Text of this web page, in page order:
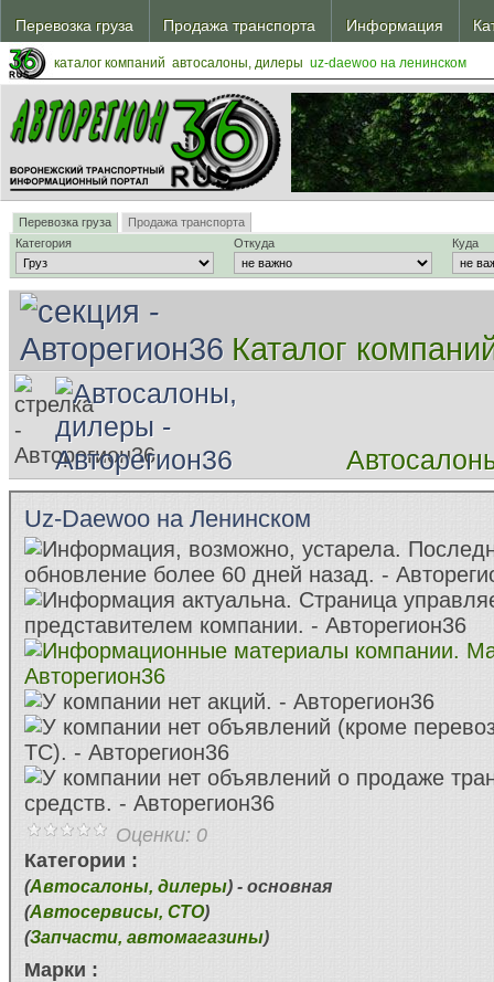
Перевозка груза
обл.
Транспорт
обл.
обл.
Продажа транспорта
В автосалонах
Информация
Шинный калькулятор
каталог компаний автосалоны, дилеры uz-daewoo на ленинском
Перевозка груза
Продажа транспорта
Категория
Откуда Куда
Каталог
Uz-Daewoo на Ленинском
Оценки: 0
Категории :
(Автосалоны, дилеры) - основная
(Автосервисы, СТО)
(Запчасти, автомагазины)
Марки :